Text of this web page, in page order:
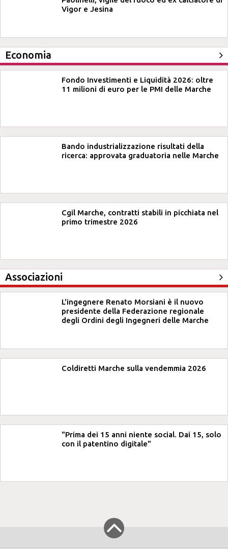
Vigor e Jesina
Economia
Fondo Investimenti e Liquidità 2026: oltre
11 milioni di euro per le PMI delle Marche
Bando industrializzazione risultati della
ricerca: approvata graduatoria nelle Marche
Cgil Marche, contratti stabili in picchiata nel
primo trimestre 2026
Associazioni
L'ingegnere Renato Morsiani è il nuovo
presidente della Federazione regionale
degli Ordini degli Ingegneri delle Marche
Coldiretti Marche sulla vendemmia 2026
"Prima dei 15 anni niente social. Dai 15, solo
con il patentino digitale"